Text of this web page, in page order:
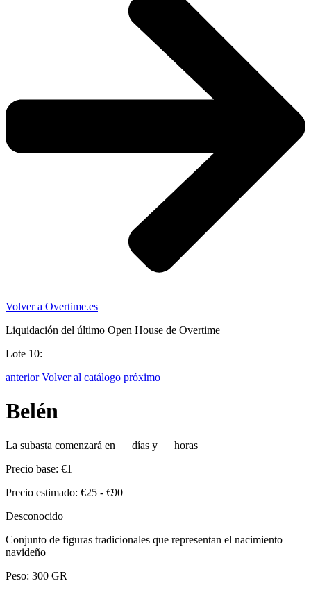
Volver a Overtime.es
Liquidación del último Open House de Overtime
Lote 10:
anterior Volver al catálogo próximo
Belén
La subasta comenzará en días y
horas
Precio base: €1
Precio estimado: €25 - €90
Desconocido
Conjunto de figuras tradicionales que representan el nacimiento
navideño
Peso: 300 GR